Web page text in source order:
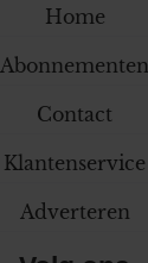
Home
Abonnementen
Contact
Klantenservice
Adverteren